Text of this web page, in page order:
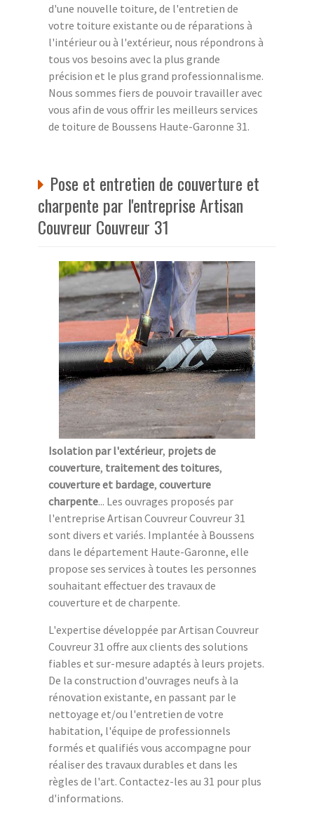
d'une nouvelle toiture, de l'entretien de
votre toiture existante ou de réparations à
l'intérieur ou à l'extérieur, nous répondrons à
tous vos besoins avec la plus grande
précision et le plus grand professionnalisme.
Nous sommes fiers de pouvoir travailler avec
vous afin de vous offrir les meilleurs services
de toiture de Boussens Haute-Garonne 31.
Pose et entretien de couverture et
charpente par l'entreprise Artisan
Couvreur Couvreur 31
Isolation par l'extérieur, projets de
couverture, traitement des toitures,
couverture et bardage, couverture
charpente... Les ouvrages proposés par
l'entreprise Artisan Couvreur Couvreur 31
sont divers et variés. Implantée à Boussens
dans le département Haute-Garonne, elle
propose ses services à toutes les personnes
souhaitant effectuer des travaux de
couverture et de charpente.
L'expertise développée par Artisan Couvreur
Couvreur 31 offre aux clients des solutions
fiables et sur-mesure adaptés à leurs projets.
De la construction d'ouvrages neufs à la
rénovation existante, en passant par le
nettoyage et/ou l'entretien de votre
habitation, l'équipe de professionnels
formés et qualifiés vous accompagne pour
réaliser des travaux durables et dans les
règles de l'art. Contactez-les au 31 pour plus
d'informations.